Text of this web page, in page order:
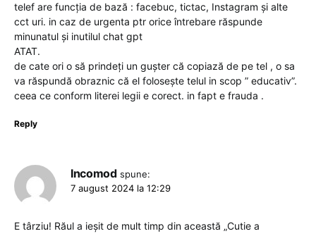
telef are funcția de bază : facebuc, tictac, Instagram și alte
cct uri. in caz de urgenta ptr orice întrebare răspunde
minunatul și inutilul chat gpt
ATAT.
de cate ori o să prindeți un gușter că copiază de pe tel , o sa
va răspundă obraznic că el folosește telul in scop ” educativ”.
ceea ce conform literei legii e corect. in fapt e frauda .
Reply
Incomod spune:
7 august 2024 la 12:29
E târziu! Răul a ieșit de mult timp din această „Cutie a